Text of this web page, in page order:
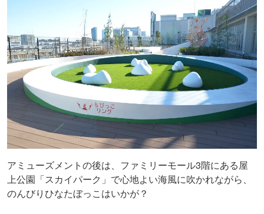
アミューズメントの後は、ファミリーモール3階にある屋
上公園「スカイパーク」で心地よい海風に吹かれながら、
のんびりひなたぼっこはいかが？